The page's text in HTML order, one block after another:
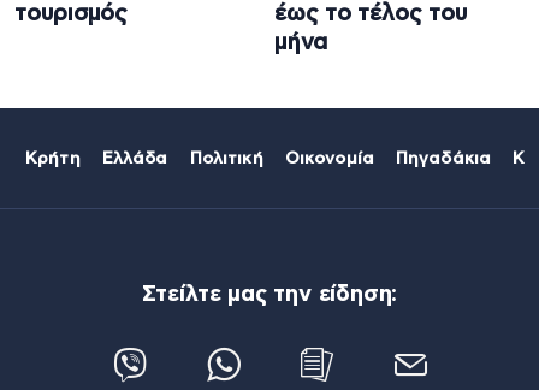
τουρισμός
έως το τέλος του
μήνα
Κρήτη Ελλάδα Πολιτική Οικονομία Πηγαδάκια
Στείλτε μας την είδηση: